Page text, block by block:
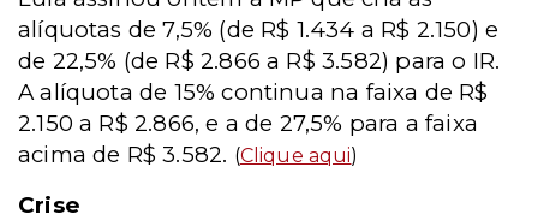
alíquotas de 7,5% (de R$ 1.434 a R$ 2.150) e
de 22,5% (de R$ 2.866 a R$ 3.582) para o IR.
A alíquota de 15% continua na faixa de R$
2.150 a R$ 2.866, e a de 27,5% para a faixa
acima de R$ 3.582. (Clique aqui)
Crise